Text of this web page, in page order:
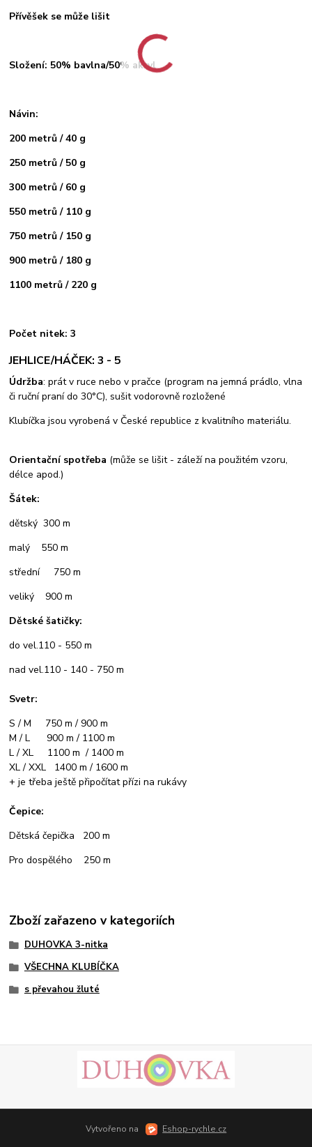
Přívěšek se může lišit
Složení: 50% bavlna/50% akryl
Návin:
200 metrů / 40 g
250 metrů / 50 g
300 metrů / 60 g
550 metrů / 110 g
750 metrů / 150 g
900 metrů / 180 g
1100 metrů / 220 g
Počet nitek: 3
JEHLICE/HÁČEK: 3 - 5
Údržba: prát v ruce nebo v pračce (program na jemná prádlo, vlna
či ruční praní do 30°C), sušit vodorovně rozložené
Klubíčka jsou vyrobená v České republice z kvalitního materiálu.
Orientační spotřeba (může se lišit - záleží na použitém vzoru,
délce apod.)
Šátek:
dětský 300 m
malý 550 m
střední 750 m
veliký 900 m
Dětské šatičky:
do vel.110 - 550 m
nad vel.110 - 140 - 750 m
Svetr:
S / M 750 m / 900 m
M / L 900 m / 1100 m
L / XL 1100 m / 1400 m
XL / XXL 1400 m / 1600 m
+ je třeba ještě připočítat přízi na rukávy
Čepice:
Dětská čepička 200 m
Pro dospělého 250 m
Zboží zařazeno v kategoriích
DUHOVKA 3-nitka
VŠECHNA KLUBÍČKA
s převahou žluté
Vytvořeno na Eshop-rychle.cz